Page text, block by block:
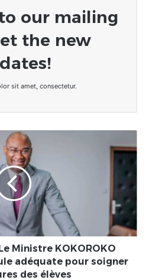
our mailing
the new
sit amet, consectetur.
Ministre KOKOROKO
adéquate pour soigner
des élèves